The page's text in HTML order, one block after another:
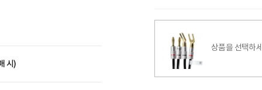
시)
상품을 선택하